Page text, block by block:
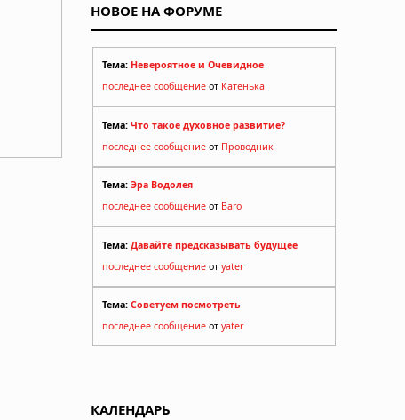
НОВОЕ НА ФОРУМЕ
Тема: Невероятное и Очевидное
последнее сообщение от Катенька
Тема: Что такое духовное развитие?
последнее сообщение от Проводник
Тема: Эра Водолея
последнее сообщение от Baro
Тема: Давайте предсказывать будущее
последнее сообщение от yater
Тема: Советуем посмотреть
последнее сообщение от yater
КАЛЕНДАРЬ